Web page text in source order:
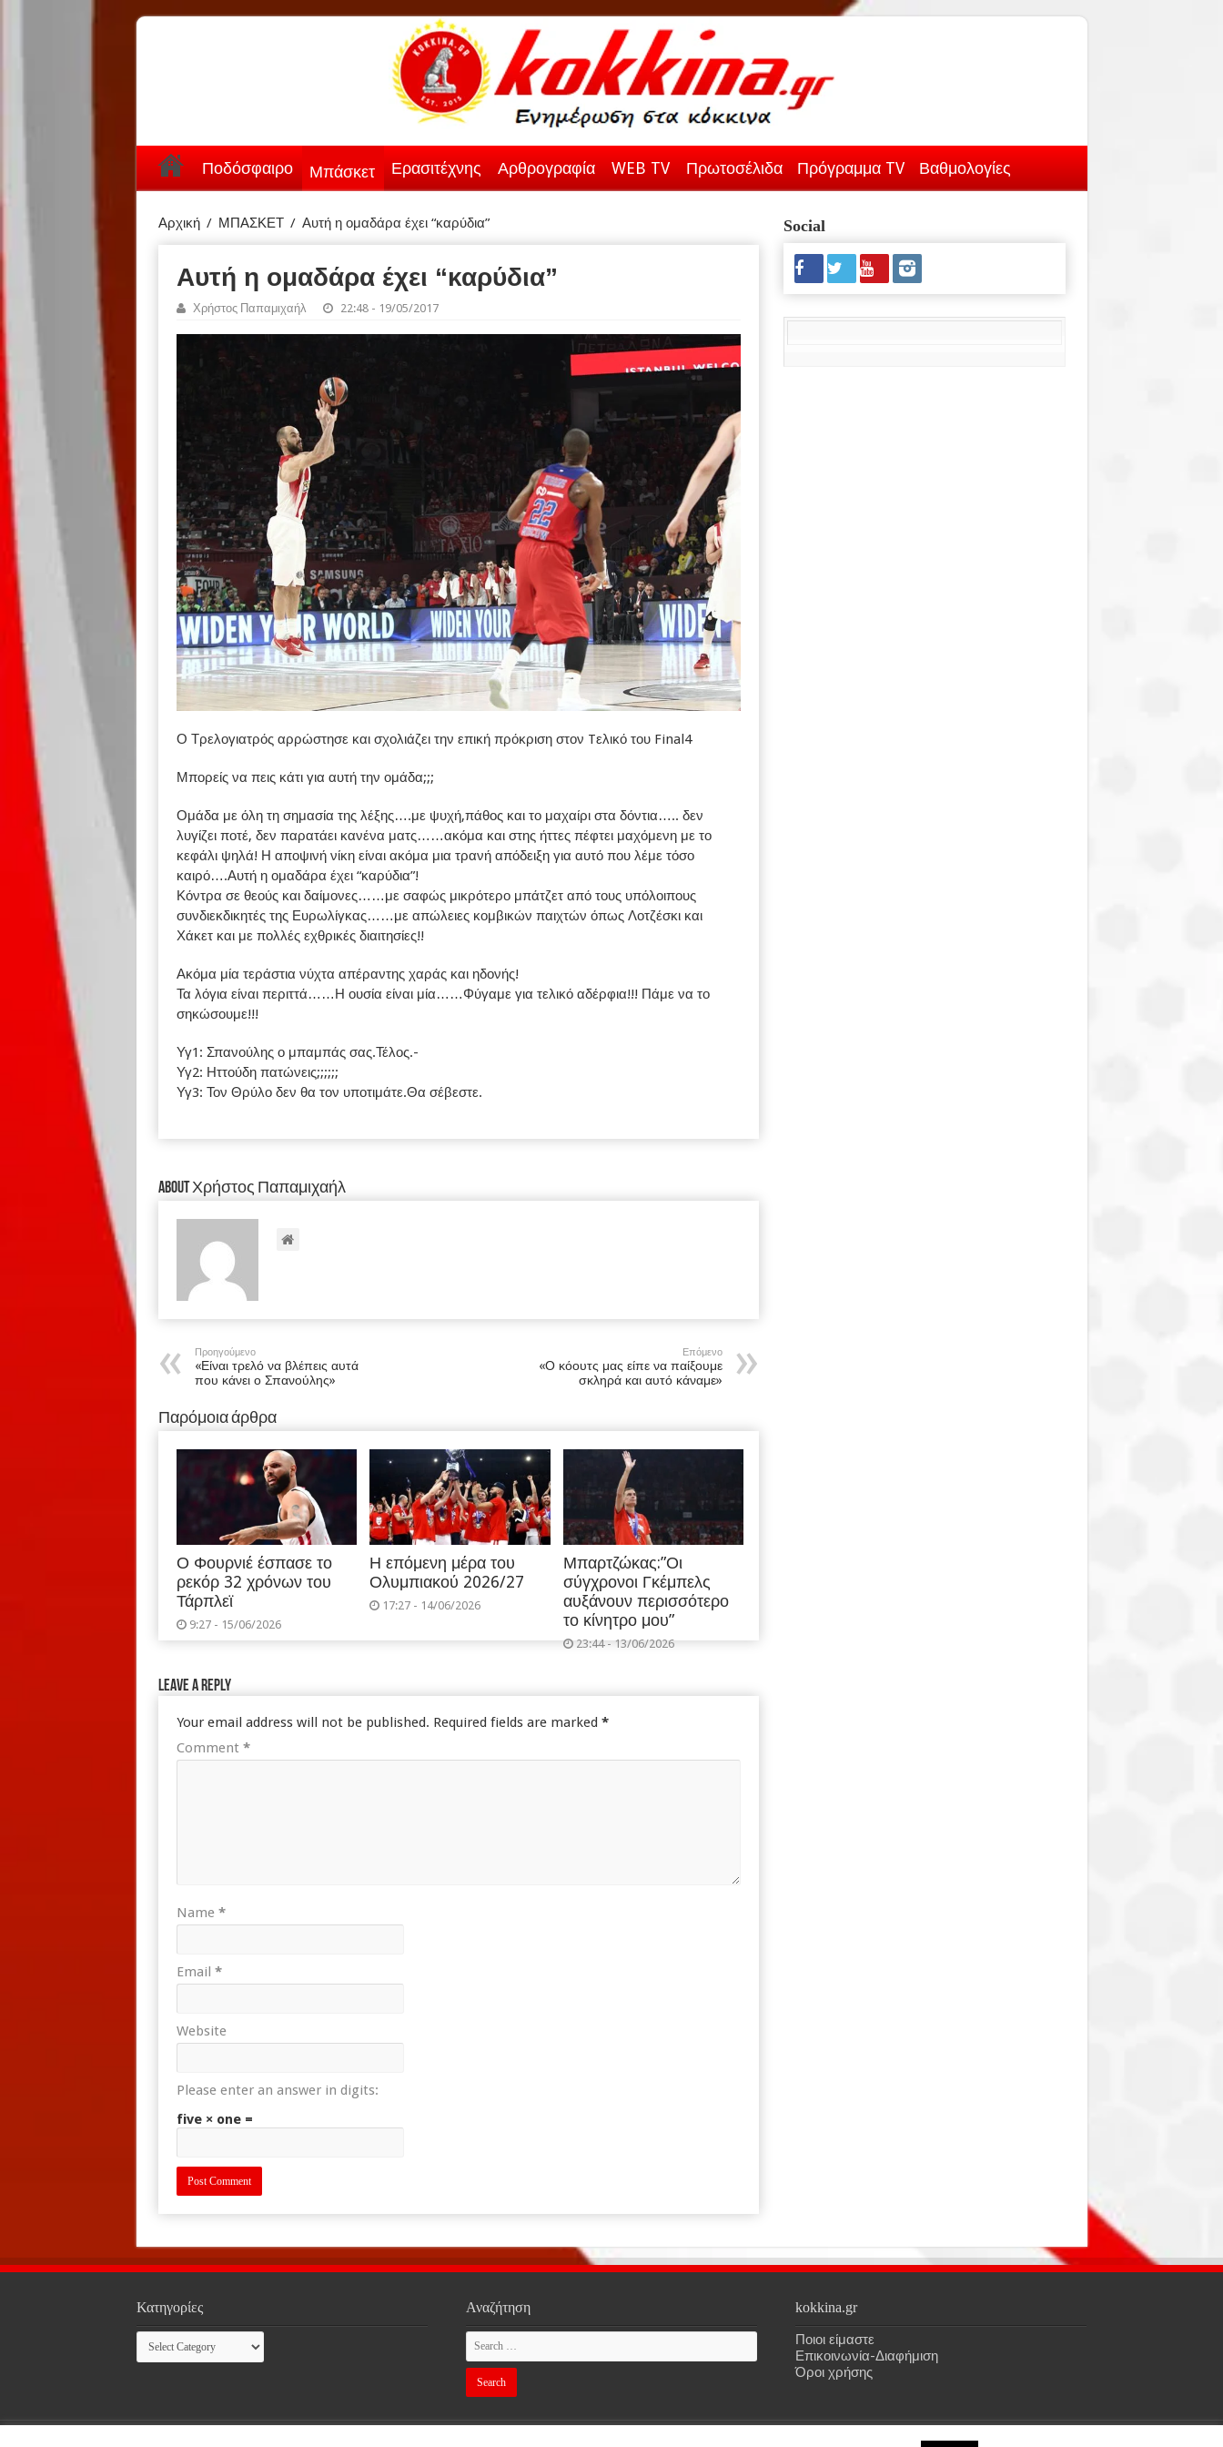
Ποδόσφαιρο Μπάσκετ Ερασιτέχνης Αρθρογραφία WEB TV Πρωτοσέλιδα Πρόγραμμα TV Βαθμολογίες
Αρχική / ΜΠΑΣΚΕΤ / Αυτή η ομαδάρα έχει “καρύδια”
Αυτή η ομαδάρα έχει “καρύδια”
Χρήστος Παπαμιχαήλ 22:48 - 19/05/2017
Ο Τρελογιατρός αρρώστησε και σχολιάζει την επική πρόκριση στον Tελικό του Final4
Μπορείς να πεις κάτι για αυτή την ομάδα;;;
Ομάδα με όλη τη σημασία της λέξης….με ψυχή,πάθος και το μαχαίρι στα δόντια….. δεν
λυγίζει ποτέ, δεν παρατάει κανένα ματς……ακόμα και στης ήττες πέφτει μαχόμενη με το
κεφάλι ψηλά! Η αποψινή νίκη είναι ακόμα μια τρανή απόδειξη για αυτό που λέμε τόσο
καιρό….Αυτή η ομαδάρα έχει “καρύδια”!
Κόντρα σε θεούς και δαίμονες……με σαφώς μικρότερο μπάτζετ από τους υπόλοιπους
συνδιεκδικητές της Ευρωλίγκας……με απώλειες κομβικών παιχτών όπως Λοτζέσκι και
Χάκετ και με πολλές εχθρικές διαιτησίες!!
Ακόμα μία τεράστια νύχτα απέραντης χαράς και ηδονής!
Τα λόγια είναι περιττά……Η ουσία είναι μία……Φύγαμε για τελικό αδέρφια!!! Πάμε να το
σηκώσουμε!!!
Υγ1: Σπανούλης ο μπαμπάς σας.Τέλος.-
Υγ2: Ηττούδη πατώνεις;;;;;;
Υγ3: Τον Θρύλο δεν θα τον υποτιμάτε.Θα σέβεστε.
About Χρήστος Παπαμιχαήλ
Προηγούμενο
«Είναι τρελό να βλέπεις αυτά
που κάνει ο Σπανούλης»
Επόμενο
«Ο κόουτς μας είπε να παίξουμε
σκληρά και αυτό κάναμε»
Παρόμοια άρθρα
Ο Φουρνιέ έσπασε το
ρεκόρ 32 χρόνων του
Τάρπλεϊ
9:27 - 15/06/2026
Η επόμενη μέρα του
Ολυμπιακού 2026/27
17:27 - 14/06/2026
Μπαρτζώκας:”Οι
σύγχρονοι Γκέμπελς
αυξάνουν περισσότερο
το κίνητρο μου”
23:44 - 13/06/2026
Leave a Reply
Your email address will not be published. Required fields are marked *
Comment *
Name *
Email *
Website
Please enter an answer in digits:
five × one =
Social
Κατηγορίες
Κατηγορίες
Αναζήτηση kokkina.gr
Ποιοι είμαστε
Επικοινωνία-Διαφήμιση
Όροι χρήσης